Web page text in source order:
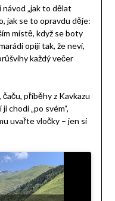
„jak to dělat
jak se to opravdu děje:
místě, když se boty
opijí tak, že neví,
každý večer
příběhy z Kavkazu
chodí „po svém“,
uvařte vločky – jen si